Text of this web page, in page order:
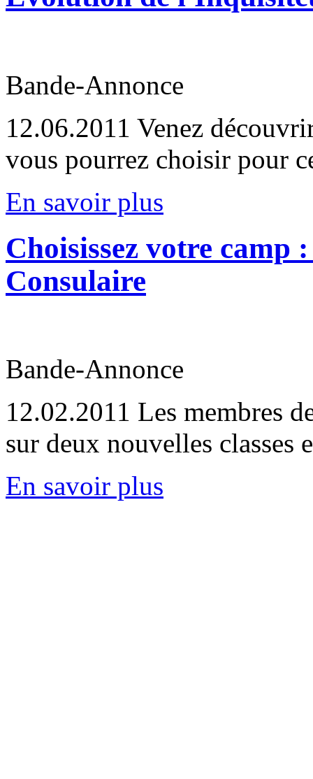
Bande-Annonce
12.06.2011 Venez
vous pourrez choisir pour
En savoir plus
Choisissez votre camp
Consulaire
Bande-Annonce
12.02.2011 Les membres
sur deux nouvelles classes
En savoir plus